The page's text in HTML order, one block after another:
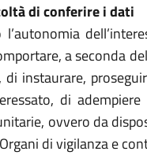
di conferire i dati
l’autonomia
a seconda
instaurare,
di
ovvero da
di vigilanza e